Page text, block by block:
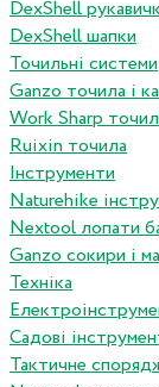
DexShell
DexShell шапки
Точильні системи
Ganzo точила і
Work Sharp
Ruixin точила
Інструменти
Naturehike
Nextool лопати
Ganzo сокири і
Техніка
Садові
Тактичне